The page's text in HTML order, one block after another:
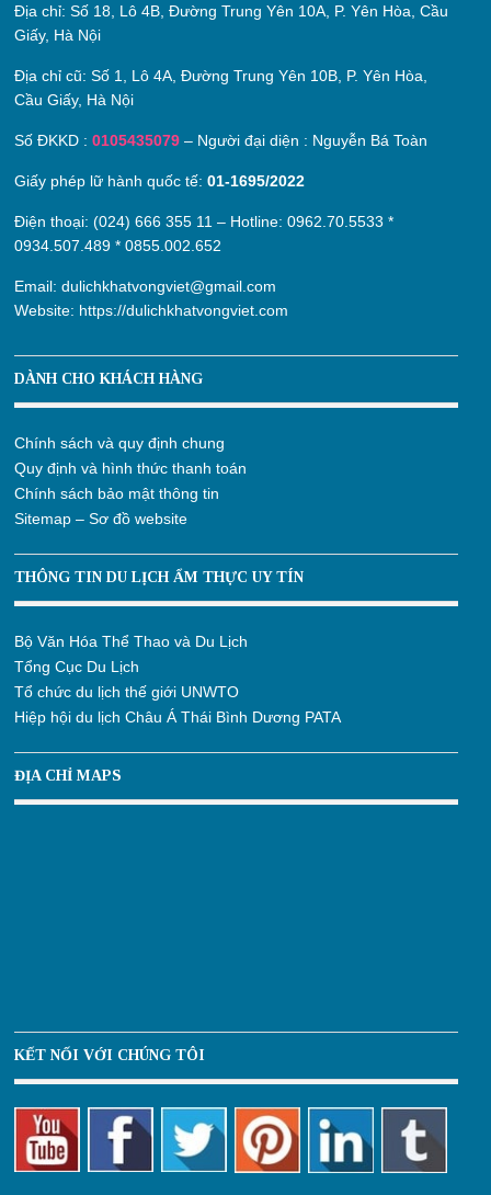
Địa chỉ:Số 18, Lô 4B, Đường Trung Yên 10A, P. Yên Hòa, Cầu
Giấy, Hà Nội
Địa chỉ cũ:Số 1, Lô 4A, Đường Trung Yên 10B, P. Yên Hòa,
Cầu Giấy, Hà Nội
Số ĐKKD :0105435079 – Người đại diện : Nguyễn Bá Toàn
Giấy phép lữ hành quốc tế:01-1695/2022
Điện thoại: (024) 666 355 11 – Hotline:0962.70.5533 *
0934.507.489 *0855.002.652
Email:dulichkhatvongviet@gmail.com
Website: https://dulichkhatvongviet.com
DÀNH CHO KHÁCH HÀNG
Chính sách và quy định chung
Quy định và hình thức thanh toán
Chính sách bảo mật thông tin
Sitemap – Sơ đồ website
THÔNG TIN DU LỊCH ẨM THỰC UY TÍN
Bộ Văn Hóa Thể Thao và Du Lịch
Tổng Cục Du Lịch
Tổ chức du lịch thế giới UNWTO
Hiệp hội du lịch Châu Á Thái Bình Dương PATA
ĐỊA CHỈ MAPS
KẾT NỐI VỚI CHÚNG TÔI